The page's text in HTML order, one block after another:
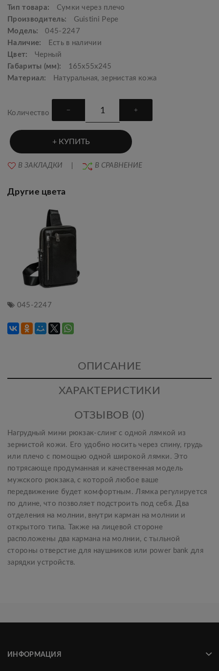
Тип товара:
Сумки через плечо
Производитель:
Guistini Pepe
Модель:
045-2247
Наличие:
Есть в наличии
Цвет:
Черный
Габариты (мм):
165х55х245
Материал:
Натуральная, зернистая кожа
Количество
КУПИТЬ
В ЗАКЛАДКИ В СРАВНЕНИЕ
Другие цвета
045-2247
ОПИСАНИЕ
ХАРАКТЕРИСТИКИ
ОТЗЫВОВ (0)
Нагрудный мини рюкзак-слинг с одной лямкой из
зернистой кожи. Его удобно носить через спину, грудь
или плечо с помощью одной широкой лямки. Это
потрясающе продуманная и качественная модель
мужского рюкзака, с которой любое ваше
передвижение будет комфортным. Лямка регулируется
по длине, что позволяет подстроить под себя. Два
отделения на молнии, внутри карман на молнии и
открытого типа. Также на лицевой стороне
расположены два кармана на молнии, с тыльной
стороны отверстие для наушников или power bank для
зарядки устройств.
ИНФОРМАЦИЯ